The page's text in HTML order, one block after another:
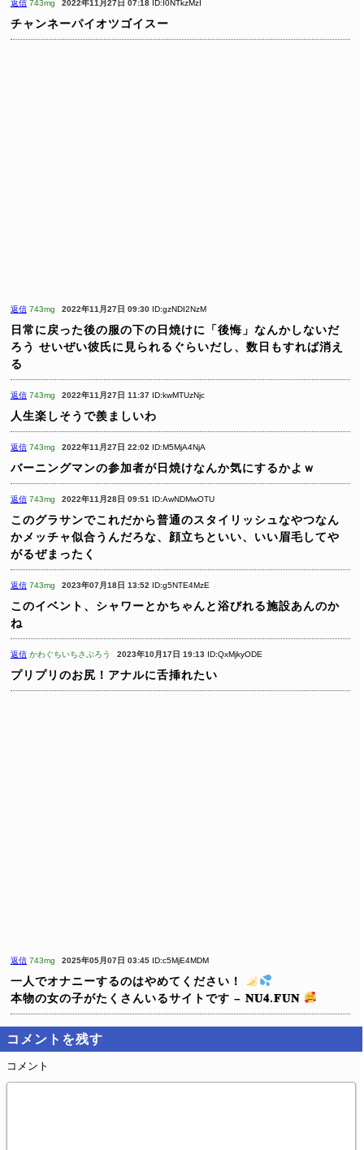
返信 743mg 2022年11月27日 07:18 ID:I0NTkzMzI
チャンネーパイオツゴイスー
返信 743mg 2022年11月27日 09:30 ID:gzNDI2NzM
日常に戻った後の服の下の日焼けに「後悔」なんかしないだ
ろう せいぜい彼氏に見られるぐらいだし、数日もすれば消え
る
返信 743mg 2022年11月27日 11:37 ID:kwMTUzNjc
人生楽しそうで羨ましいわ
返信 743mg 2022年11月27日 22:02 ID:M5MjA4NjA
バーニングマンの参加者が日焼けなんか気にするかよｗ
返信 743mg 2022年11月28日 09:51 ID:AwNDMwOTU
このグラサンでこれだから普通のスタイリッシュなやつなん
かメッチャ似合うんだろな、顔立ちといい、いい眉毛してや
がるぜまったく
返信 743mg 2023年07月18日 13:52 ID:g5NTE4MzE
このイベント、シャワーとかちゃんと浴びれる施設あんのか
ね
返信 かわぐちいちさぶろう 2023年10月17日 19:13 ID:QxMjkyODE
プリプリのお尻！アナルに舌挿れたい
返信 743mg 2025年05月07日 03:45 ID:c5MjE4MDM
一人でオナニーするのはやめてください！
本物の女の子がたくさんいるサイトです – 𝐍𝐔𝟒.𝐅𝐔𝐍
コメントを残す
コメント